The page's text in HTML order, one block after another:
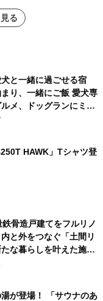
る
犬と一緒に過ごせる宿
り、一緒にご飯 愛犬専
メ、ドッグランにミニ
ングとトレーラーハウ
HAWK」Tシャツ登
骨造戸建てをフルリノ
と外をつなぐ「土間リ
な暮らしを叶えた施工
アースが公開
が登場！ 「サウナのあ